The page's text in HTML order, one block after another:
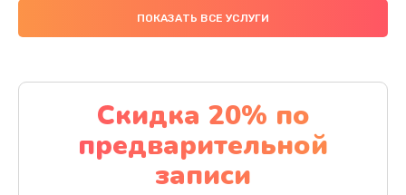
4000 руб.
Замена материнской платы
1100 руб.
Заказать
ПОКАЗАТЬ ВСЕ УСЛУГИ
Скидка 20% по
предварительной
записи